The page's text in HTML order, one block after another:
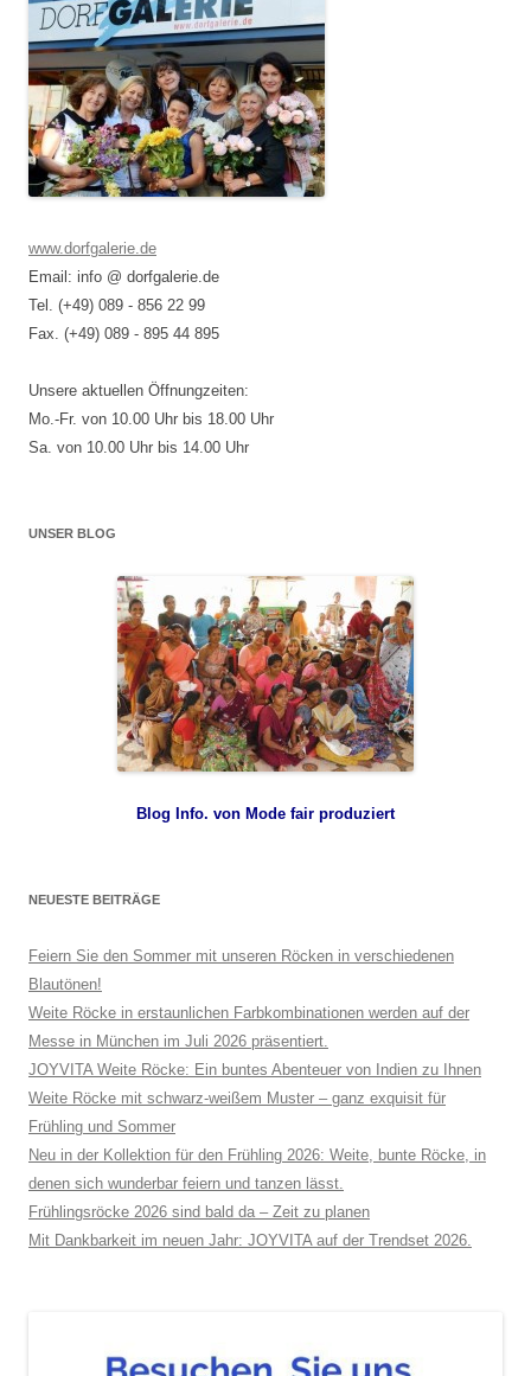
www.dorfgalerie.de
Email: info @ dorfgalerie.de
Tel. (+49) 089 - 856 22 99
Fax. (+49) 089 - 895 44 895
Unsere aktuellen Öffnungzeiten:
Mo.-Fr. von 10.00 Uhr bis 18.00 Uhr
Sa. von 10.00 Uhr bis 14.00 Uhr
UNSER BLOG
Blog Info. von Mode fair produziert
NEUESTE BEITRÄGE
Feiern Sie den Sommer mit unseren Röcken in verschiedenen
Blautönen!
Weite Röcke in erstaunlichen Farbkombinationen werden auf der
Messe in München im Juli 2026 präsentiert.
JOYVITA Weite Röcke: Ein buntes Abenteuer von Indien zu Ihnen
Weite Röcke mit schwarz-weißem Muster – ganz exquisit für
Frühling und Sommer
Neu in der Kollektion für den Frühling 2026: Weite, bunte Röcke, in
denen sich wunderbar feiern und tanzen lässt.
Frühlingsröcke 2026 sind bald da – Zeit zu planen
Mit Dankbarkeit im neuen Jahr: JOYVITA auf der Trendset 2026.